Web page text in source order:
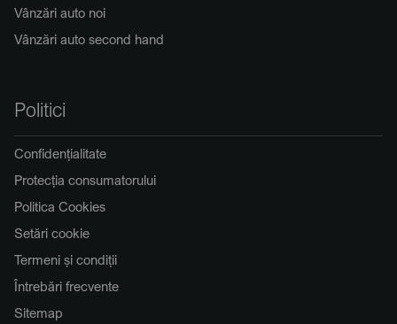
Vânzări auto noi
Vânzări auto second hand
Politici
Confidențialitate
Protecția consumatorului
Politica Cookies
Setări cookie
Termeni și condiții
Întrebări frecvente
Sitemap